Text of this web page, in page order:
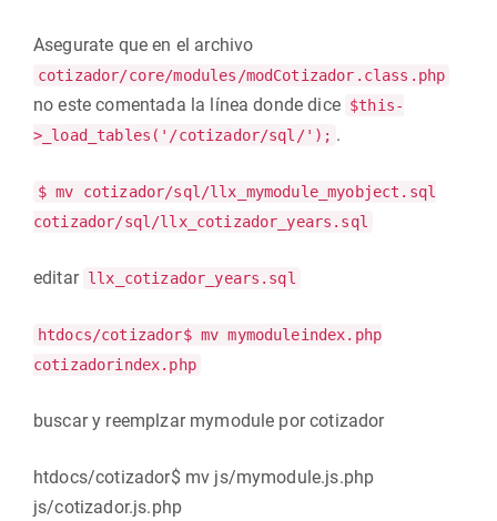
Asegurate que en el archivo
cotizador/core/modules/modCotizador.class.php
no este comentada la línea donde dice $this-
>_load_tables('/cotizador/sql/'); .
$ mv cotizador/sql/llx_mymodule_myobject.sql
cotizador/sql/llx_cotizador_years.sql
editar llx_cotizador_years.sql
htdocs/cotizador$ mv mymoduleindex.php
cotizadorindex.php
buscar y reemplzar mymodule por cotizador
htdocs/cotizador$ mv js/mymodule.js.php
js/cotizador.js.php